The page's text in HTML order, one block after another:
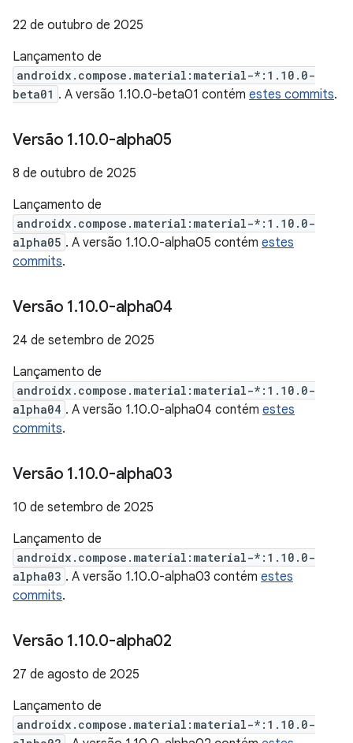
22 de outubro de 2025
Lançamento de
androidx.compose.material:material-*:1.10.0-
beta01 . A versão 1.10.0-beta01 contém estes commits.
Versão 1.10.0-alpha05
8 de outubro de 2025
Lançamento de
androidx.compose.material:material-*:1.10.0-
alpha05 . A versão 1.10.0-alpha05 contém estes
commits.
Versão 1.10.0-alpha04
24 de setembro de 2025
Lançamento de
androidx.compose.material:material-*:1.10.0-
alpha04 . A versão 1.10.0-alpha04 contém estes
commits.
Versão 1.10.0-alpha03
10 de setembro de 2025
Lançamento de
androidx.compose.material:material-*:1.10.0-
alpha03 . A versão 1.10.0-alpha03 contém estes
commits.
Versão 1.10.0-alpha02
27 de agosto de 2025
Lançamento de
androidx.compose.material:material-*:1.10.0-